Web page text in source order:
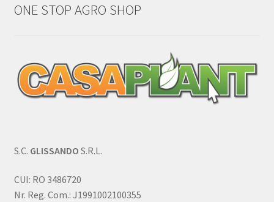
ONE STOP AGRO SHOP
S.C. GLISSANDO S.R.L.
CUI: RO 3486720
Nr. Reg. Com.: J1991002100355